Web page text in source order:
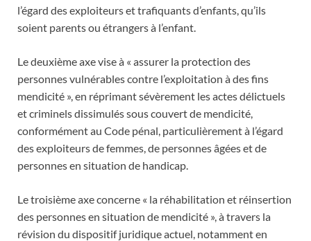
l’égard des exploiteurs et trafiquants d’enfants, qu’ils
soient parents ou étrangers à l’enfant.
Le deuxième axe vise à « assurer la protection des
personnes vulnérables contre l’exploitation à des fins
mendicité », en réprimant sévèrement les actes délictuels
et criminels dissimulés sous couvert de mendicité,
conformément au Code pénal, particulièrement à l’égard
des exploiteurs de femmes, de personnes âgées et de
personnes en situation de handicap.
Le troisième axe concerne « la réhabilitation et réinsertion
des personnes en situation de mendicité », à travers la
révision du dispositif juridique actuel, notamment en